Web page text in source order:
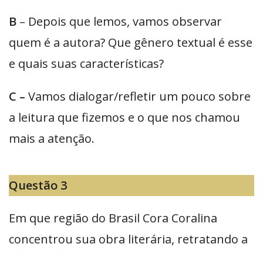
B – Depois que lemos, vamos observar
quem é a autora? Que gênero textual é esse
e quais suas características?
C – Vamos dialogar/refletir um pouco sobre
a leitura que fizemos e o que nos chamou
mais a atenção.
Questão 3
Em que região do Brasil Cora Coralina
concentrou sua obra literária, retratando a